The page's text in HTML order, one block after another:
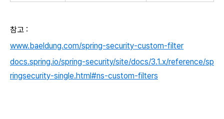
참고 :
www.baeldung.com/spring-security-custom-filter
docs.spring.io/spring-security/site/docs/3.1.x/reference/sp
ringsecurity-single.html#ns-custom-filters